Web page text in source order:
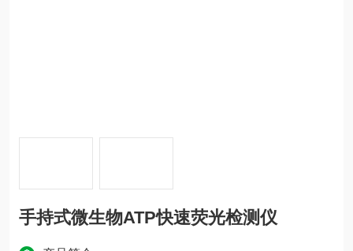
手持式微生物ATP快速荧光检测仪